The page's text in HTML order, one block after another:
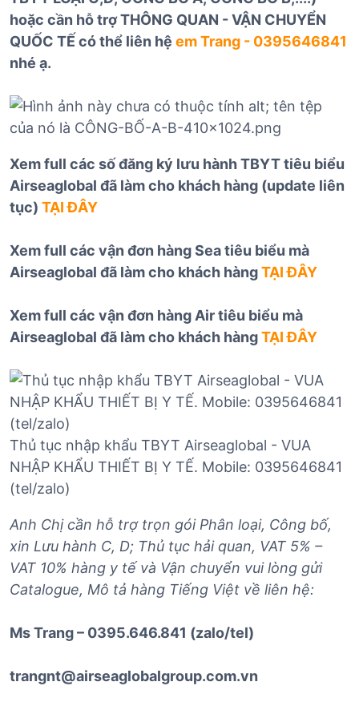
hoặc cần hỗ trợ THÔNG QUAN - VẬN CHUYỂN
QUỐC TẾ có thể liên hệ em Trang - 0395646841
nhé ạ.
Xem full các số đăng ký lưu hành TBYT tiêu biểu
Airseaglobal đã làm cho khách hàng (update liên
tục) TẠI ĐÂY
Xem full các vận đơn hàng Sea tiêu biểu mà
Airseaglobal đã làm cho khách hàngTẠI ĐÂY
Xem full các vận đơn hàng Air tiêu biểu mà
Airseaglobal đã làm cho khách hàngTẠI ĐÂY
Thủ tục nhập khẩu TBYT Airseaglobal - VUA
NHẬP KHẨU THIẾT BỊ Y TẾ. Mobile: 0395646841
(tel/zalo)
Anh Chị cần hỗ trợ trọn gói Phân loại, Công bố,
xin Lưu hành C, D; Thủ tục hải quan, VAT 5% –
VAT 10% hàng y tế và Vận chuyển vui lòng gửi
Catalogue, Mô tả hàng Tiếng Việt về liên hệ:
Ms Trang – 0395.646.841 (zalo/tel)
trangnt@airseaglobalgroup.com.vn